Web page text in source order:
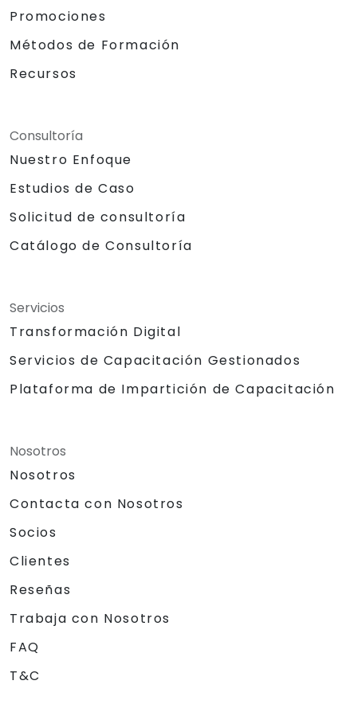
Promociones
Métodos de Formación
Recursos
Consultoría
Nuestro Enfoque
Estudios de Caso
Solicitud de consultoría
Catálogo de Consultoría
Servicios
Transformación Digital
Servicios de Capacitación Gestionados
Plataforma de Impartición de Capacitación
Nosotros
Nosotros
Contacta con Nosotros
Socios
Clientes
Reseñas
Trabaja con Nosotros
FAQ
T&C